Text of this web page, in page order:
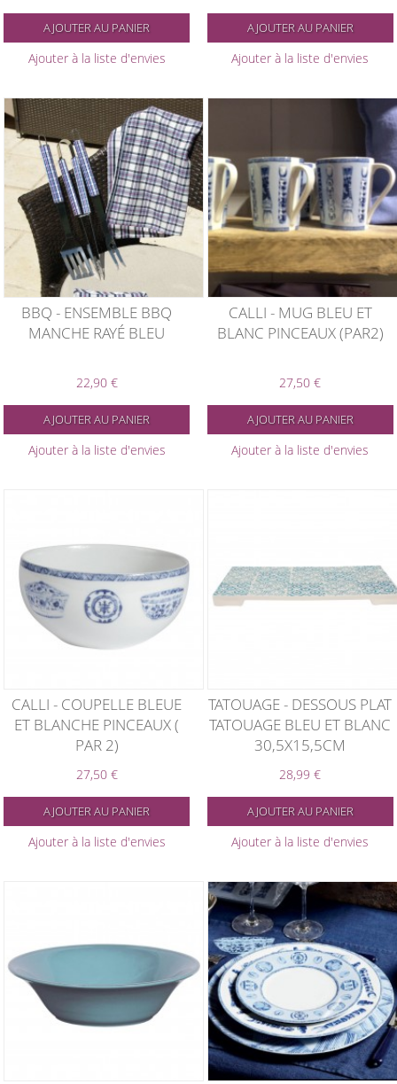
AJOUTER AU PANIER
Ajouter à la liste d'envies
AJOUTER AU PANIER
Ajouter à la liste d'envies
BBQ - ENSEMBLE BBQ
MANCHE RAYÉ BLEU
22,90 €
AJOUTER AU PANIER
Ajouter à la liste d'envies
CALLI - MUG BLEU ET
BLANC PINCEAUX (PAR2)
27,50 €
AJOUTER AU PANIER
Ajouter à la liste d'envies
CALLI - COUPELLE BLEUE
ET BLANCHE PINCEAUX (
PAR 2)
27,50 €
AJOUTER AU PANIER
Ajouter à la liste d'envies
TATOUAGE - DESSOUS PLAT
TATOUAGE BLEU ET BLANC
30,5X15,5CM
28,99 €
AJOUTER AU PANIER
Ajouter à la liste d'envies